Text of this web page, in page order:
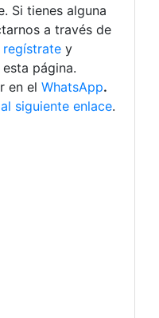
Si tienes alguna
a través de
regístrate y
esta página.
en el WhatsApp.
siguiente enlace.